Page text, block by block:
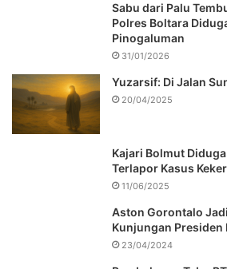
Sabu dari Palu
Polres Boltara
Pinogaluman
31/01/2026
Yuzarsif: Di Jalan
20/04/2025
Kajari Bolmut
Terlapor Kasus
11/06/2025
Aston Gorontalo
Kunjungan Presiden
23/04/2024